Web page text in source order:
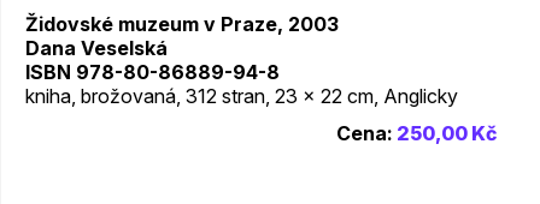
Židovské muzeum v Praze, 2003
Dana Veselská
ISBN 978-80-86889-94-8
kniha, brožovaná, 312 stran, 23 x 22 cm, Anglicky
Cena: 250,00 Kč